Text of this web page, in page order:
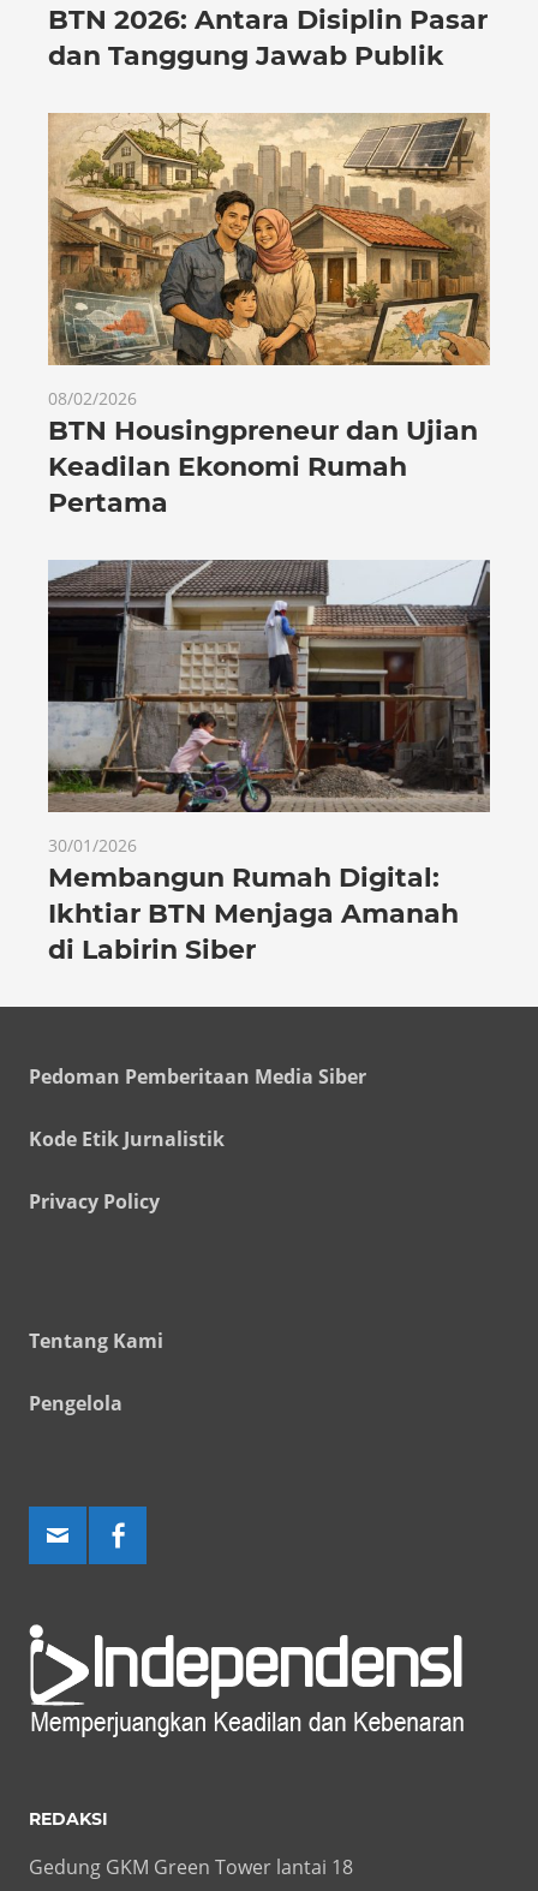
BTN 2026: Antara Disiplin Pasar
dan Tanggung Jawab Publik
08/02/2026
BTN Housingpreneur dan Ujian
Keadilan Ekonomi Rumah
Pertama
30/01/2026
Membangun Rumah Digital:
Ikhtiar BTN Menjaga Amanah
di Labirin Siber
Pedoman Pemberitaan Media Siber
Kode Etik Jurnalistik
Privacy Policy
Tentang Kami
Pengelola
REDAKSI
Gedung GKM Green Tower lantai 18